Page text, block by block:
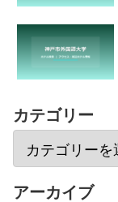
カテゴリー
アーカイブ